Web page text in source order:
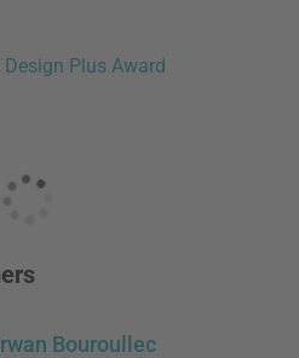
Design Plus Award
Bouroullec